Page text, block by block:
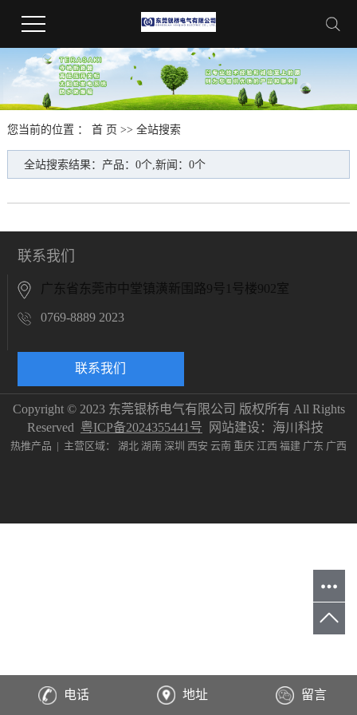
您当前的位置 ： 首 页 >> 全站搜索
全站搜索结果：产品：0个,新闻：0个
联系我们
广东省东莞市中堂镇潢新围路9号1号楼902室
0769-8889 2023
联系我们
Copyright © 2023 东莞银桥电气有限公司 版权所有 All Rights
Reserved 粤ICP备2024355441号 网站建设： 海川科技
热推产品 | 主营区域： 湖北 湖南 深圳 西安 云南 重庆 江西 福建 广东 广西
电话 地址 留言